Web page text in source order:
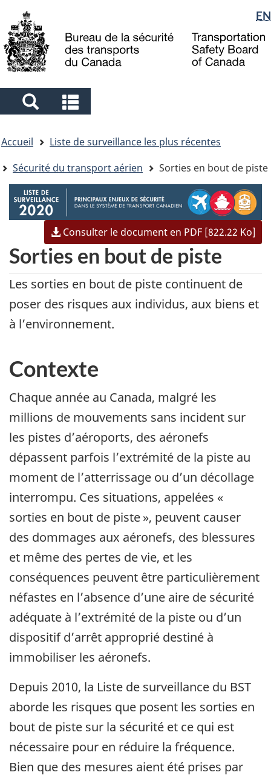
to
main
to
"About
government"
à
la
Sélection
de
la
langue
EN
Search
and
menus
and
menus
êtes
ici
Accueil
Liste de surveillance les plus récentes
Sécurité du transport aérien
Sorties en bout de piste
Image
Consulter le document en PDF [822.22 Ko]
Sorties en bout de piste
Les sorties en bout de piste continuent de
poser des risques aux individus, aux biens et
à l’environnement.
Contexte
Chaque année au Canada, malgré les
millions de mouvements sans incident sur
les pistes d’aéroports, des aéronefs
dépassent parfois l’extrémité de la piste au
moment de l’atterrissage ou d’un décollage
interrompu. Ces situations, appelées «
sorties en bout de piste », peuvent causer
des dommages aux aéronefs, des blessures
et même des pertes de vie, et les
conséquences peuvent être particulièrement
néfastes en l’absence d’une aire de sécurité
adéquate à l’extrémité de la piste ou d’un
dispositif d’arrêt approprié destiné à
immobiliser les aéronefs.
Depuis 2010, la Liste de surveillance du BST
aborde les risques que posent les sorties en
bout de piste sur la sécurité et ce qui est
nécessaire pour en réduire la fréquence.
Bien que des mesures aient été prises par